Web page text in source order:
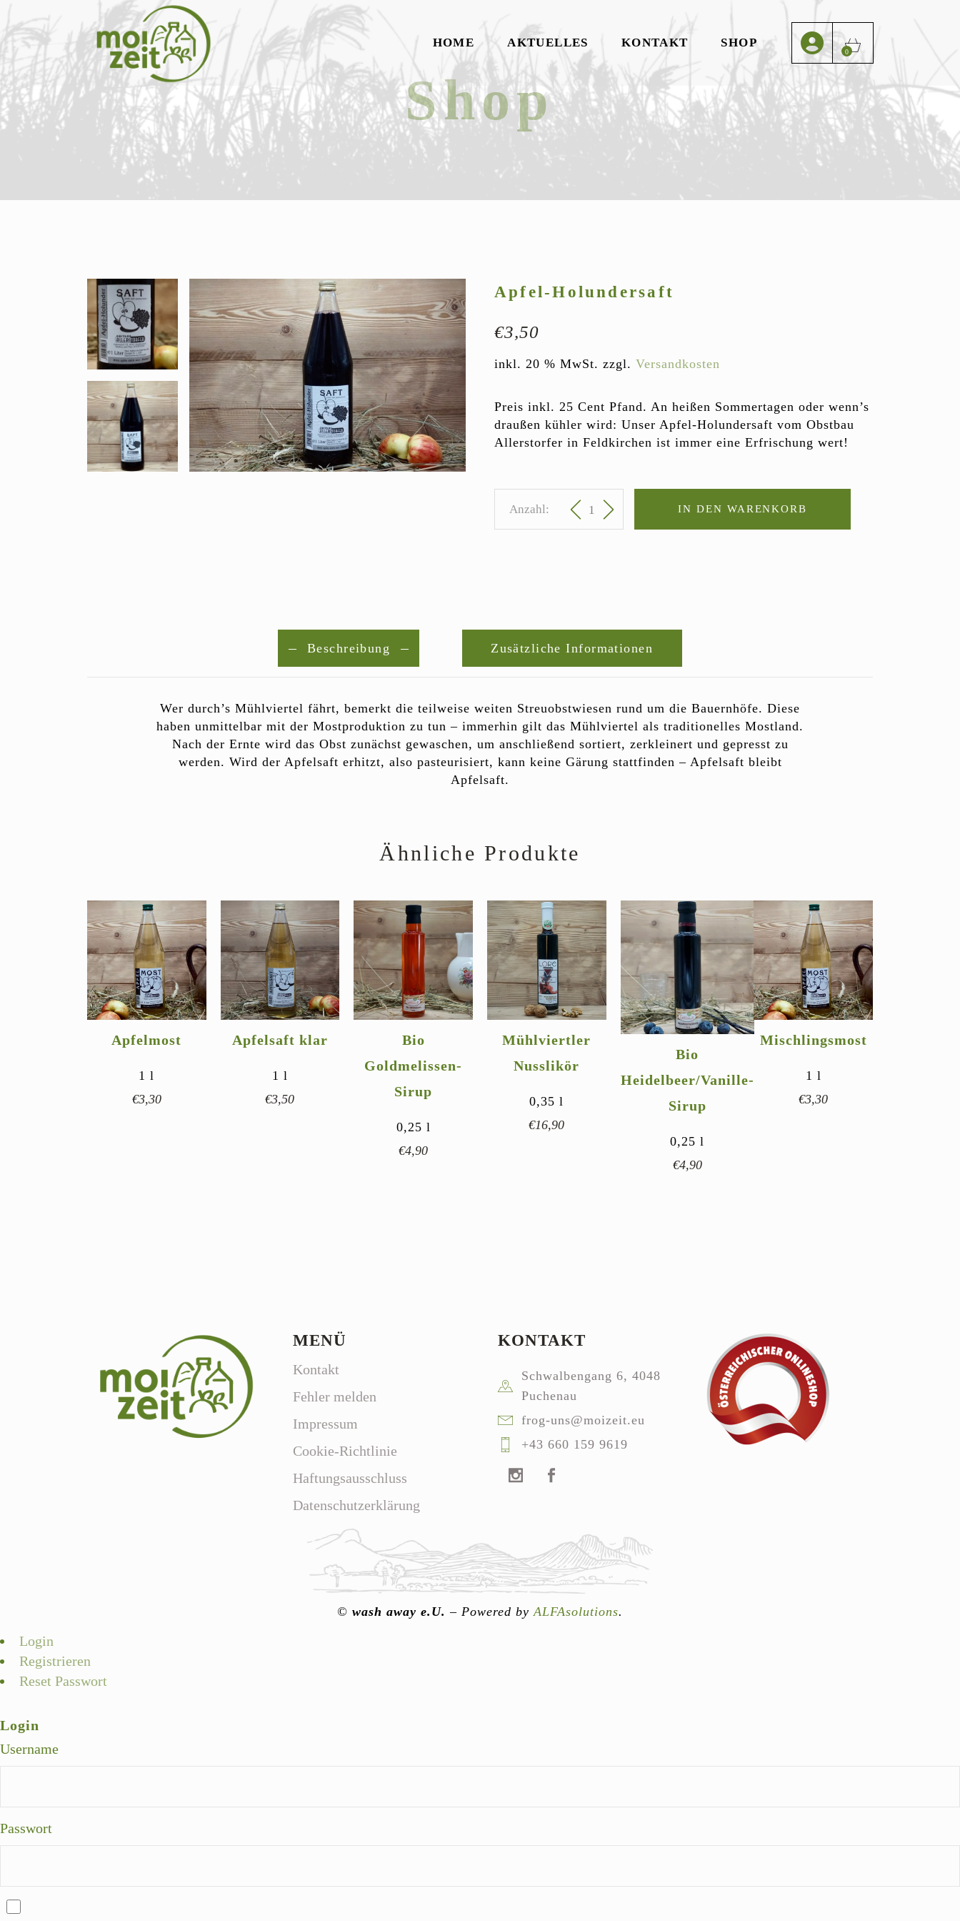
HOME AKTUELLES KONTAKT SHOP
0
Shop
Apfel-Holundersaft
€3,50
inkl. 20 % MwSt. zzgl. Versandkosten
Preis inkl. 25 Cent Pfand. An heißen Sommertagen oder wenn’s
draußen kühler wird: Unser Apfel-Holundersaft vom Obstbau
Allerstorfer in Feldkirchen ist immer eine Erfrischung wert!
Apfel-Holundersaft Anzahl
IN DEN WARENKORB
Beschreibung Zusätzliche Informationen
Wer durch’s Mühlviertel fährt, bemerkt die teilweise weiten Streuobstwiesen rund um die Bauernhöfe. Diese
haben unmittelbar mit der Mostproduktion zu tun – immerhin gilt das Mühlviertel als traditionelles Mostland.
Nach der Ernte wird das Obst zunächst gewaschen, um anschließend sortiert, zerkleinert und gepresst zu
werden. Wird der Apfelsaft erhitzt, also pasteurisiert, kann keine Gärung stattfinden – Apfelsaft bleibt
Apfelsaft.
Ähnliche Produkte
Apfelmost
1l
€3,30
Apfelsaft klar
1 l
€3,50
Bio
Goldmelissen-
Sirup
0,25 l
€4,90
Mühlviertler
Nusslikör
0,35l
€16,90
Bio
Heidelbeer/Vanille-
Sirup
0,25l
€4,90
Mischlingsmost
1 l
€3,30
MENÜ
Kontakt
Fehler melden
Impressum
Cookie-Richtlinie
Haftungsausschluss
Datenschutzerklärung
KONTAKT
Schwalbengang 6, 4048
Puchenau
frog-uns@moizeit.eu
+43 660 159 9619
© wash away e.U. – Powered byALFAsolutions.
Login
Registrieren
Reset Passwort
Login
Username
Passwort